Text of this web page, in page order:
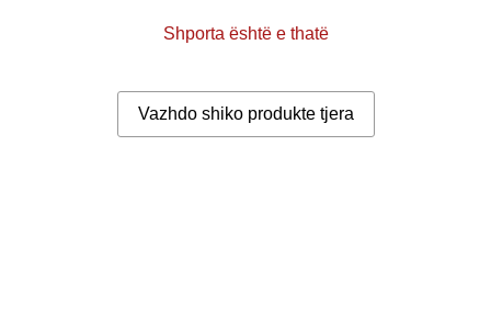
Shporta është e thatë
Vazhdo shiko produkte tjera